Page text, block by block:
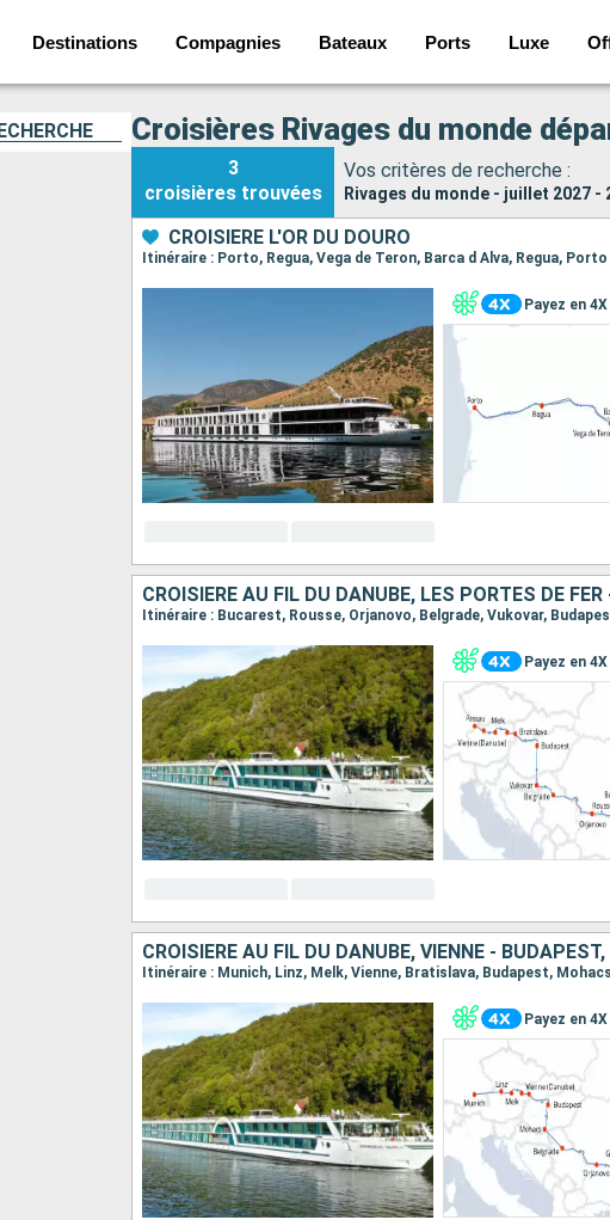
Destinations Compagnies Bateaux Ports Luxe
Croisières Rivages du monde
3
croisières trouvées
Vos critères de recherche :
Rivages du monde - juillet 2027 -
CROISIÈRE L'OR DU DOURO
Itinéraire : Porto, Regua, Vega de Teron, Barca d Alva, Regua, Porto
Payez en 4X
CROISIÈRE AU FIL DU DANUBE, LES PORTES DE
Payez en 4X
CROISIÈRE AU FIL DU DANUBE, VIENNE -
Payez en 4X